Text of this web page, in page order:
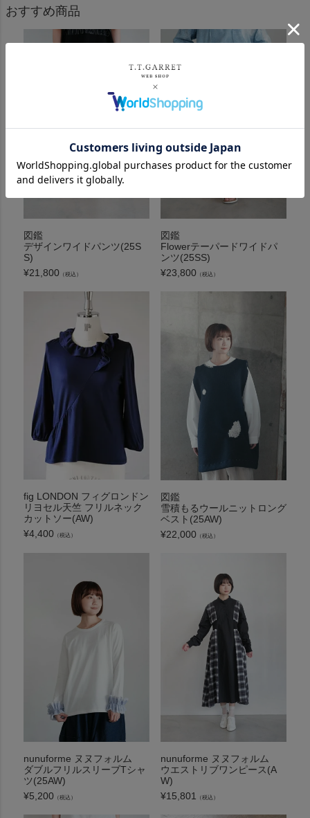
おすすめ商品
図鑑
デザインワイドパンツ(25S
S)
¥21,800 （税込）
図鑑
Flowerテーパードワイドパ
ンツ(25SS)
¥23,800 （税込）
fig LONDON フィグロンドン
リヨセル天竺 フリルネック
カットソー(AW)
¥4,400 （税込）
図鑑
雪積もるウールニットロング
ベスト(25AW)
¥22,000 （税込）
nunuforme ヌヌフォルム
ダブルフリルスリーブTシャ
ツ(25AW)
¥5,200 （税込）
nunuforme ヌヌフォルム
ウエストリブワンピース(A
W)
¥15,801 （税込）